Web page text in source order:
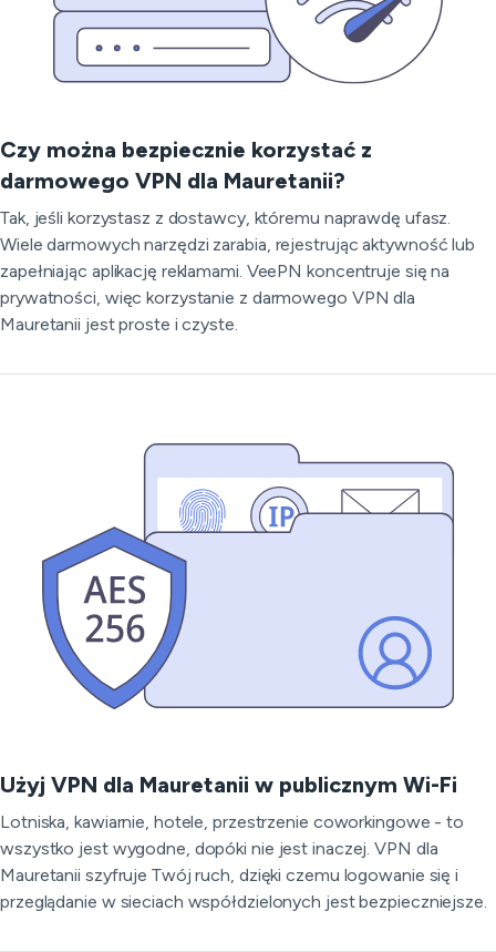
Czy można bezpiecznie korzystać z
darmowego VPN dla Mauretanii?
Tak, jeśli korzystasz z dostawcy, któremu naprawdę ufasz.
Wiele darmowych narzędzi zarabia, rejestrując aktywność lub
zapełniając aplikację reklamami. VeePN koncentruje się na
prywatności, więc korzystanie z darmowego VPN dla
Mauretanii jest proste i czyste.
Użyj VPN dla Mauretanii w publicznym Wi-Fi
Lotniska, kawiarnie, hotele, przestrzenie coworkingowe - to
wszystko jest wygodne, dopóki nie jest inaczej. VPN dla
Mauretanii szyfruje Twój ruch, dzięki czemu logowanie się i
przeglądanie w sieciach współdzielonych jest bezpieczniejsze.